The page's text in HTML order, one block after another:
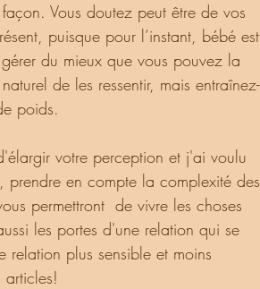
Vous doutez peut être de vos
puisque pour l’instant, bébé est
du mieux que vous pouvez la
de les ressentir, mais entraînez-
poids.
prendre en compte la complexité des
permettront  de vivre les choses
les portes d'une relation qui se
relation plus sensible et moins